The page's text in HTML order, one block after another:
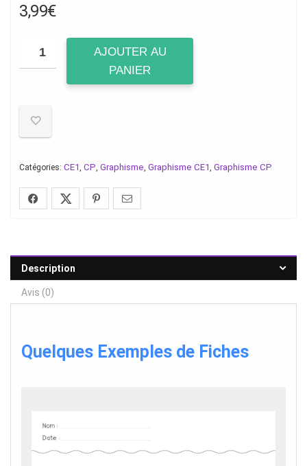
3,99€
AJOUTER AU
PANIER
Catégories: CE1 CP Graphisme Graphisme CE1 Graphisme CP
Description
Avis (0)
Quelques Exemples de Fiches